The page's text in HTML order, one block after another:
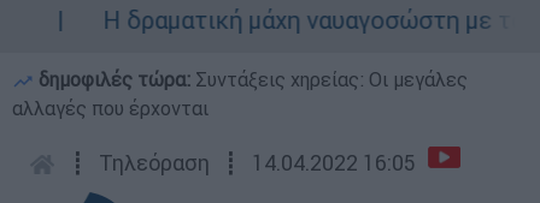
Η δραματική μάχη ναυαγοσώστη με τα
δημοφιλές τώρα: Συντάξεις χηρείας: Οι μεγάλες
αλλαγές που έρχονται
┋ Τηλεόραση ┋ 14.04.2022 16:05